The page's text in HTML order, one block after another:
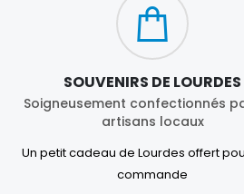
SOUVENIRS DE LOURDES
Soigneusement confectionnés
artisans locaux
Un petit cadeau de Lourdes offert
commande